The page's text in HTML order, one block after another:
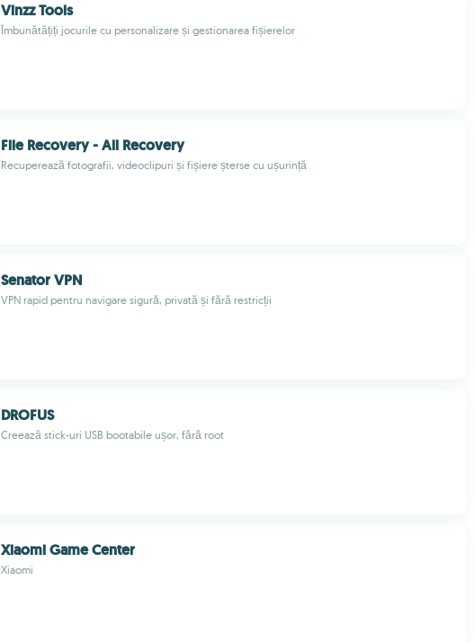
Vinzz Tools
Îmbunătățiți jocurile cu personalizare și gestionarea fișierelor
File Recovery - All Recovery
Recuperează fotografii, videoclipuri și fișiere șterse cu ușurință
Senator VPN
VPN rapid pentru navigare sigură, privată și fără restricții
DROFUS
Creează stick-uri USB bootabile ușor, fără root
Xiaomi Game Center
Xiaomi